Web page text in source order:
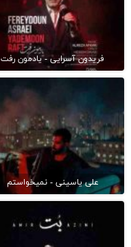
فریدون آسرایی - یادمون رفت
علی یاسینی - نمیخواستم